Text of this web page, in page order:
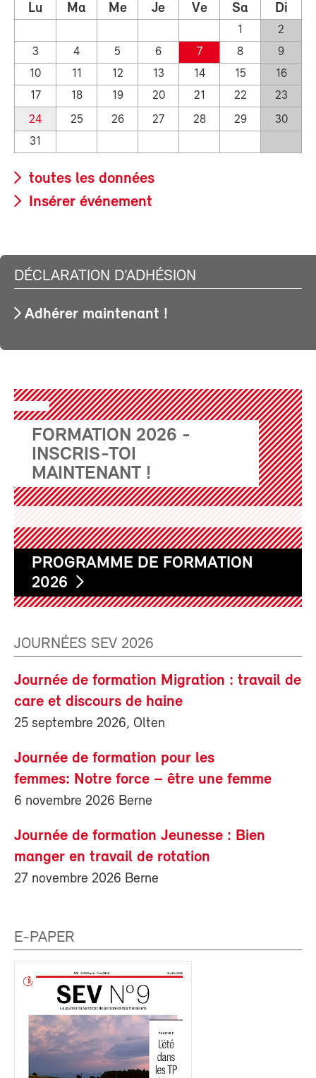
Lu Ma Me Je Ve Sa Di
1
2
3
4 5 6 7 8
9
10
11 12 13 14 15
16
17
18 19 20 21 22
23
24
25 26 27 28 29
30
31
toutes les données
Insérer événement
DÉCLARATION D’ADHÉSION
Adhérer maintenant !
FORMATION 2026 -
INSCRIS-TOI
MAINTENANT !
PROGRAMME DE FORMATION
2026
JOURNÉES SEV 2026
Journée de formation Migration : travail de
care et discours de haine
25 septembre 2026, Olten
Journée de formation pour les
femmes: Notre force – être une femme
6 novembre 2026 Berne
Journée de formation Jeunesse : Bien
manger en travail de rotation
27 novembre 2026 Berne
E-PAPER